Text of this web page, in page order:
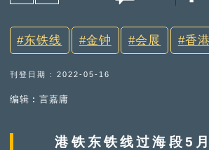
东铁线 金钟 会展 香
刊登日期 : 2022-05-16
编辑︰言嘉庸
港铁东铁线过海段5月